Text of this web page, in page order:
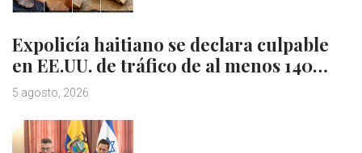
Expolicía haitiano se declara culpable
en EE.UU. de tráfico de al menos 140…
5 agosto, 2026